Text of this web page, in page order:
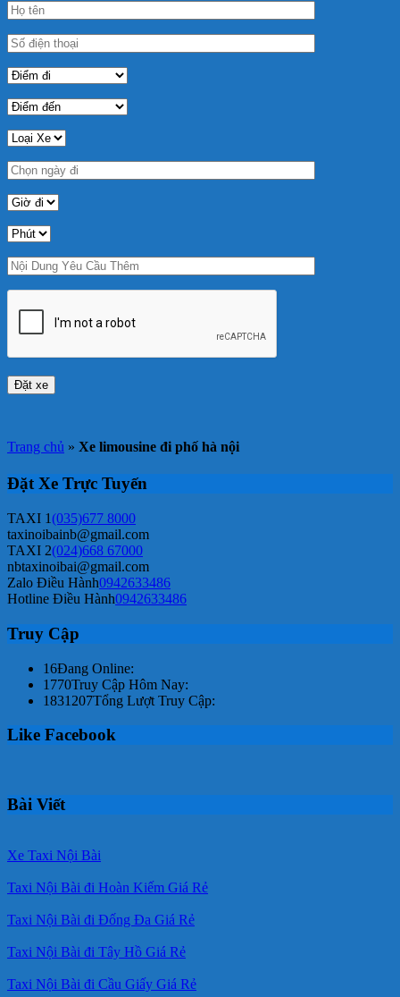
Trang chủ » Xe limousine đi phố hà nội
Đặt Xe Trực Tuyến
TAXI 1(035)677 8000
taxinoibainb@gmail.com
TAXI 2(024)668 67000
nbtaxinoibai@gmail.com
Zalo Điều Hành0942633486
Hotline Điều Hành0942633486
Truy Cập
16Đang Online:
1770Truy Cập Hôm Nay:
1831207Tổng Lượt Truy Cập:
Like Facebook
Bài Viết
Xe Taxi Nội Bài
Taxi Nội Bài đi Hoàn Kiếm Giá Rẻ
Taxi Nội Bài đi Đống Đa Giá Rẻ
Taxi Nội Bài đi Tây Hồ Giá Rẻ
Taxi Nội Bài đi Cầu Giấy Giá Rẻ